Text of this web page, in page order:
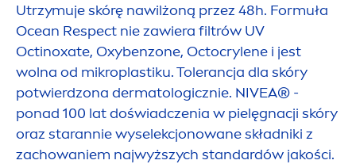
Utrzymuje skórę nawilżoną przez 48h. Formuła
Ocean Respect nie zawiera filtrów UV
Octinoxate, Oxybenzone, Octocrylene i jest
wolna od mikroplastiku. Tolerancja dla skóry
potwierdzona dermatologicznie. NIVEA® -
ponad 100 lat doświadczenia w pielęgnacji skóry
oraz starannie wyselekcjonowane składniki z
zachowaniem najwyższych standardów jakości.